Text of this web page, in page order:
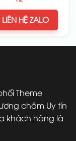
LIÊN HỆ ZALO
Theme
châm Uy tín
khách hàng là